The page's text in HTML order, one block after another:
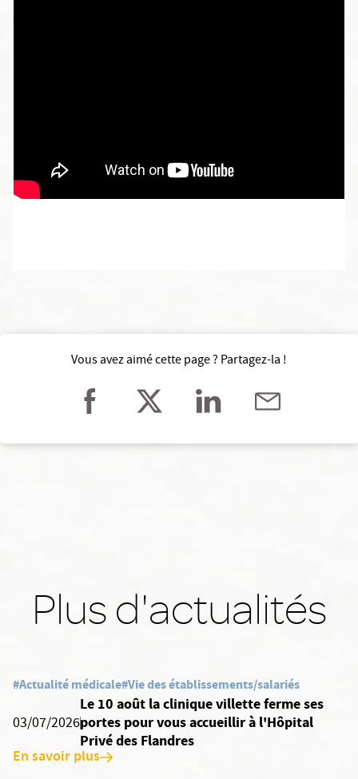
Vous avez aimé cette page ? Partagez-la !
Plus d'actualités
#Actualité médicale#Vie des établissements/salariés
03/07/2026
Le 10 août la clinique villette ferme ses
portes pour vous accueillir à l'Hôpital
Privé des Flandres
En savoir plus